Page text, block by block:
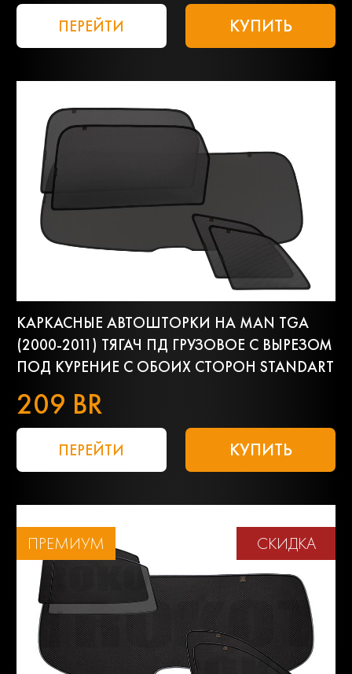
ПЕРЕЙТИ КУПИТЬ
КАРКАСНЫЕ АВТОШТОРКИ НА MAN TGA
(2000-2011) ТЯГАЧ ПД ГРУЗОВОЕ С ВЫРЕЗОМ
ПОД КУРЕНИЕ С ОБОИХ СТОРОН STANDART
209 BR
ПЕРЕЙТИ КУПИТЬ
ПРЕМИУМ СКИДКА